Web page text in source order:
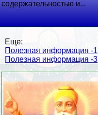
содержательностью и...
Еще:
Полезная информация -1
Полезная информация -3